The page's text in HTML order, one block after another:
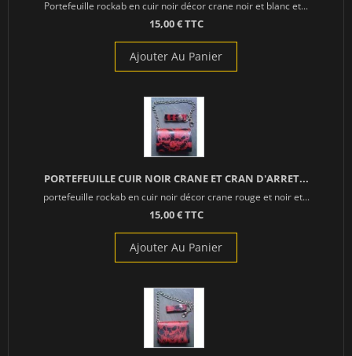
Portefeuille rockab en cuir noir décor crane noir et blanc et...
15,00 € TTC
Ajouter Au Panier
PORTEFEUILLE CUIR NOIR CRANE ET CRAN D'ARRET...
portefeuille rockab en cuir noir décor crane rouge et noir et...
15,00 € TTC
Ajouter Au Panier